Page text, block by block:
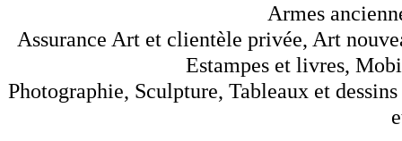
Armes
Assurance Art et clientèle privée, Art
Estampes et livres,
Photographie, Sculpture, Tableaux et